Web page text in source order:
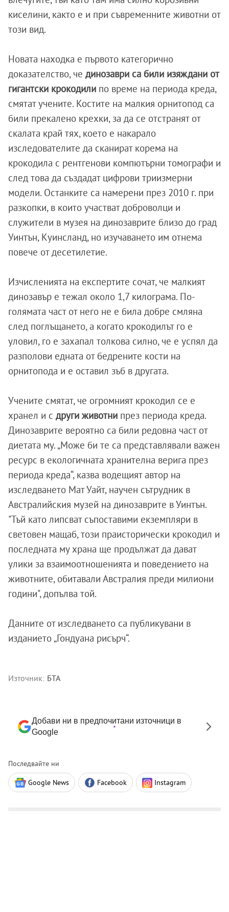
киселини, както е и при съвременните животни от
този вид.
Новата находка е първото категорично
доказателство, че динозаври са били изяждани от
гигантски крокодили по време на периода креда,
смятат учените. Костите на малкия орнитопод са
били прекалено крехки, за да се отстранят от
скалата край тях, което е накарало
изследователите да сканират корема на
крокодила с рентгенови компютърни томографи и
след това да създадат цифрови триизмерни
модели. Останките са намерени през 2010 г. при
разкопки, в които участват доброволци и
служители в музея на динозаврите близо до град
Уинтън, Куинсланд, но изучаването им отнема
повече от десетилетие.
Изчисленията на експертите сочат, че малкият
динозавър е тежал около 1,7 килограма. По-
голямата част от него не е била добре смляна
след поглъщането, а когато крокодилът го е
уловил, го е захапал толкова силно, че е успял да
разполови едната от бедрените кости на
орнитопода и е оставил зъб в другата.
Учените смятат, че огромният крокодил се е
хранел и с други животни през периода креда.
Динозаврите вероятно са били редовна част от
диетата му. „Може би те са представлявали важен
ресурс в екологичната хранителна верига през
периода креда“, казва водещият автор на
изследването Мат Уайт, научен сътрудник в
Австралийския музей на динозаврите в Уинтън.
"Тъй като липсват съпоставими екземпляри в
световен мащаб, този праисторически крокодил и
последната му храна ще продължат да дават
улики за взаимоотношенията и поведението на
животните, обитавали Австралия преди милиони
години", допълва той.
Данните от изследването са публикувани в
изданието „Гондуана рисърч“.
Източник: БТА
Добави ни в предпочитани източници в
Google
Последвайте ни
Google News Facebook Instagram